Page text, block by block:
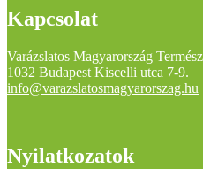
Kapcsolat
Varázslatos Magyarország
1032 Budapest Kiscelli utca 7-9.
info@varazslatosmagyarorszag.hu
Nyilatkozatok